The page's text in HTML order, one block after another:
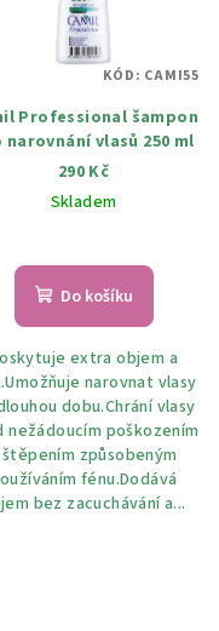
Professional šampon
narovnání vlasů 250 ml
290 Kč
Skladem
Do košíku
extra objem a
narovnat vlasy
dobu.Chrání vlasy
nežádoucím poškozením
způsobeným
fénu.Dodává
bez zacuchávání a...
KÓD: CAMI55